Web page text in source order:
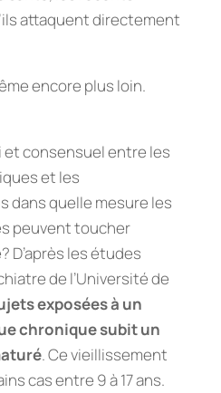
attaquent directement
encore plus loin.
et consensuel entre les
et les
dans quelle mesure les
peuvent toucher
D’après les études
de l’Université de
exposées à un
chronique subit un
. Ce vieillissement
cas entre 9 à 17 ans.